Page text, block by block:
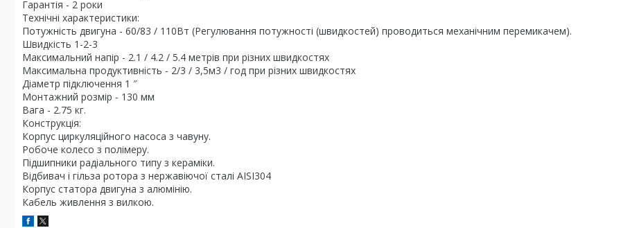
Гарантія - 2 роки
Технічні характеристики:
Потужність двигуна - 60/83 / 110Вт (Регулювання потужності (швидкостей) проводиться механічним перемикачем).
Швидкість 1-2-3
Максимальний напір - 2.1 / 4.2 / 5.4 метрів при різних швидкостях
Максимальна продуктивність - 2/3 / 3,5м3 / год при різних швидкостях
Діаметр підключення 1 ″
Монтажний розмір - 130 мм
Вага - 2.75 кг.
Конструкція:
Корпус циркуляційного насоса з чавуну.
Робоче колесо з полімеру.
Підшипники радіального типу з кераміки.
Відбивач і гільза ротора з нержавіючої сталі AISI304
Корпус статора двигуна з алюмінію.
Кабель живлення з вилкою.